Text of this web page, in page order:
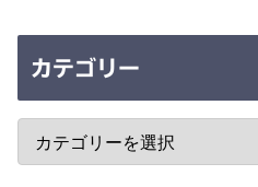
カテゴリー